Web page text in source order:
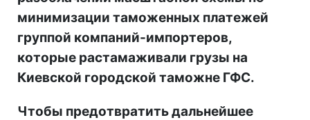
минимизации таможенных платежей
группой компаний-импортеров,
которые растамаживали грузы на
Киевской городской таможне ГФС.
Чтобы предотвратить дальнейшее